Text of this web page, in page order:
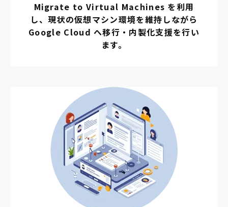
Migrate to Virtual Machines を利用
し、現状の仮想マシン環境を維持しながら
Google Cloud へ移行・内製化支援を行い
ます。